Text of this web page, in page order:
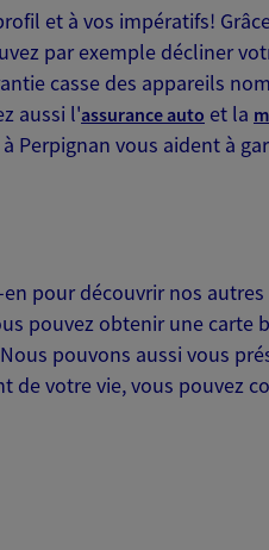
et à vos impératifs!
par exemple décliner
casse des appareils
aussi l'assurance auto et la
Perpignan vous aident à
pour découvrir nos autres
pouvez obtenir une carte
pouvons aussi vous
de votre vie, vous pouvez